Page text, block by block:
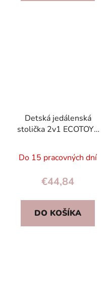
Detská jedálenská
stolička 2v1 ECOTOYS
tácka, 5-bodové pásy
Do 15 pracovných dní
€44,84
DO KOŠÍKA